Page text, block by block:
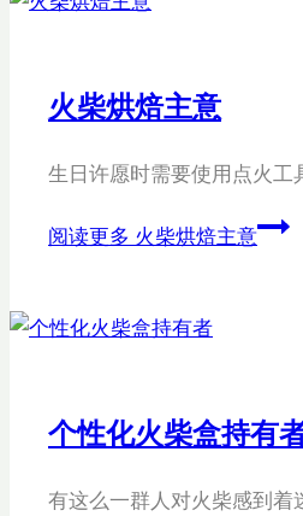
火柴烘焙主意
生日许愿时需要使用点火
阅读更多 火柴烘焙主意
个性化火柴盒持有
有这么一群人对火柴感到